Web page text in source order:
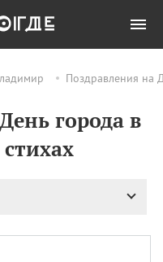
Поздравления на
города в
Все
День памяти жертв
атомной
бомбардировки
день